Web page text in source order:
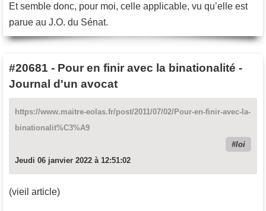
Et semble donc, pour moi, celle applicable, vu qu’elle est
parue au J.O. du Sénat.
#20681 - Pour en finir avec la binationalité -
Journal d'un avocat
https://www.maitre-eolas.fr/post/2011/07/02/Pour-en-finir-avec-la-
binationalit%C3%A9
loi
Jeudi 06 janvier 2022 à 12:51:02
(vieil article)